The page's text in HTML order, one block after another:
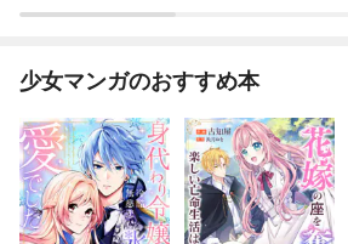
少女マンガのおすすめ本